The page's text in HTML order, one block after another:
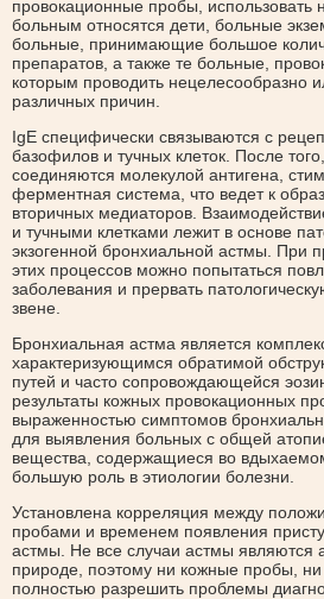
провокационные пробы, использовать
больным относятся дети, больные
больные, принимающие большое
препаратов, а также те больные,
которым проводить нецелесообразно
различных причин.
IgE специфически связываются с
базофилов и тучных клеток. После
соединяются молекулой антигена,
ферментная система, что ведет к
вторичных медиаторов.
и тучными клетками лежит в основе
экзогенной бронхиальной астмы. При
этих процессов можно попытаться
заболевания и прервать
звене.
Бронхиальная астма является
характеризующимся обратимой
путей и часто сопровождающейся
результаты кожных провокационных
выраженностью симптомов
для выявления больных с общей
вещества, содержащиеся во
большую роль в этиологии болезни.
Установлена корреляция между
пробами и временем появления
астмы. Не все случаи астмы являются
природе, поэтому ни кожные пробы, ни
полностью разрешить проблемы